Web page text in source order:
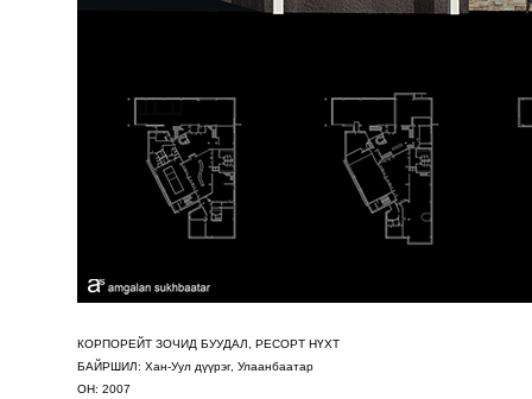
КОРПОРЕЙТ ЗОЧИД БУУДАЛ, РЕСОРТ НҮХТ
БАЙРШИЛ: Хан-Уул дүүрэг, Улаанбаатар
ОН: 2007